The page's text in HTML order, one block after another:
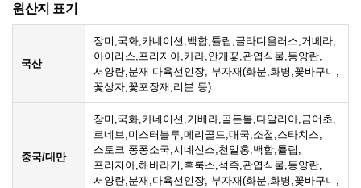
원산지 표기
국산
장미,국화,카네이션,백합,튤립,글라디올러스,거베라,
아이리스,프리지아,카라,안개꽃,관엽식물,동양란,
서양란,분재 다육선인장, 부자재(화분,화병,꽃바구니,
꽃상자,꽃포장재,리본 등)
중국/대만
장미,국화,카네이션,거베라,골든볼,다알리아,금어초,
르네브,미스터블루,메리골드,대국,소철,스타치스,
스토크 퐁퐁소국,시네신스,천일홍,백합,튤립,
프리지아,해바라기,후룩스,석죽,관엽식물,동양란,
서양란,분재,다육선인장, 부자재(화분,화병,꽃바구니,